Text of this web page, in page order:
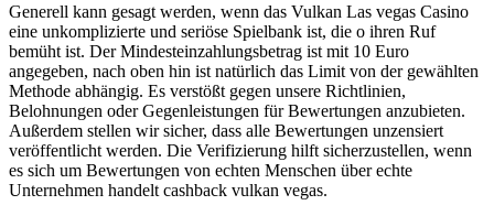
Generell kann gesagt werden, wenn das Vulkan Las vegas Casino
eine unkomplizierte und seriöse Spielbank ist, die o ihren Ruf
bemüht ist. Der Mindesteinzahlungsbetrag ist mit 10 Euro
angegeben, nach oben hin ist natürlich das Limit von der gewählten
Methode abhängig. Es verstößt gegen unsere Richtlinien,
Belohnungen oder Gegenleistungen für Bewertungen anzubieten.
Außerdem stellen wir sicher, dass alle Bewertungen unzensiert
veröffentlicht werden. Die Verifizierung hilft sicherzustellen, wenn
es sich um Bewertungen von echten Menschen über echte
Unternehmen handelt cashback vulkan vegas.